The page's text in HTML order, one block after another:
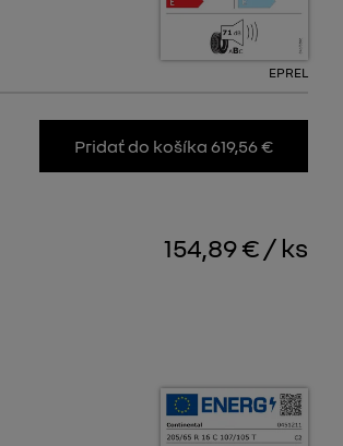
EPREL
Pridať do košíka 619,56 €
154,89 € / ks